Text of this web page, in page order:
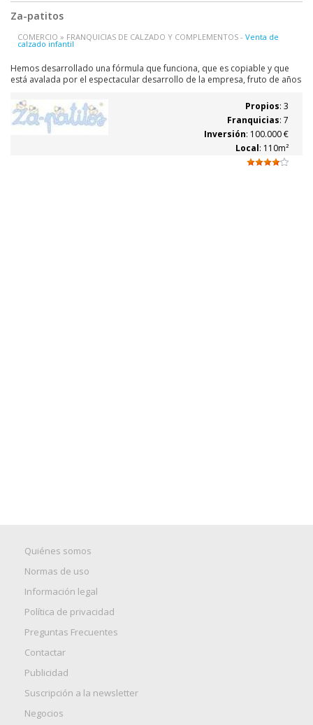
Za-patitos
COMERCIO » FRANQUICIAS DE CALZADO Y COMPLEMENTOS - Venta de
calzado infantil
Hemos desarrollado una fórmula que funciona, que es copiable y que
está avalada por el espectacular desarrollo de la empresa, fruto de años
producto, proveedores, modelos, materiales, colores, así como todas
las novedades...
Propios: 3
Franquicias: 7
Inversión: 100.000 €
Local: 110m²
Quiénes somos
Normas de uso
Información legal
Política de privacidad
Preguntas Frecuentes
Contactar
Publicidad
Suscripción a la newsletter
Negocios